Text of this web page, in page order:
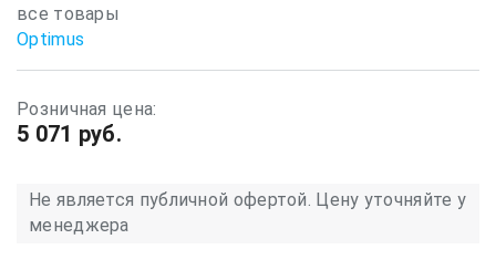
все товары
Optimus
Розничная цена:
5 071 руб.
Не является публичной офертой. Цену уточняйте у
менеджера